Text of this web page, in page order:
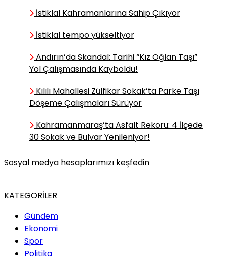
İstiklal Kahramanlarına Sahip Çıkıyor
İstiklal tempo yükseltiyor
Andırın’da Skandal: Tarihi “Kız Oğlan Taşı”
Yol Çalışmasında Kayboldu!
Kılılı Mahallesi Zülfikar Sokak’ta Parke Taşı
Döşeme Çalışmaları Sürüyor
Kahramanmaraş’ta Asfalt Rekoru: 4 İlçede
30 Sokak ve Bulvar Yenileniyor!
Sosyal medya hesaplarımızı keşfedin
KATEGORİLER
Gündem
Ekonomi
Spor
Politika